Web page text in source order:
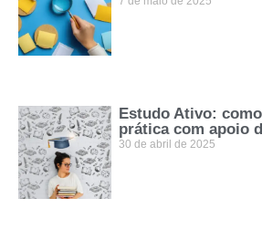
Estudo Ativo:
prática com apoio
30 de abril de 2025